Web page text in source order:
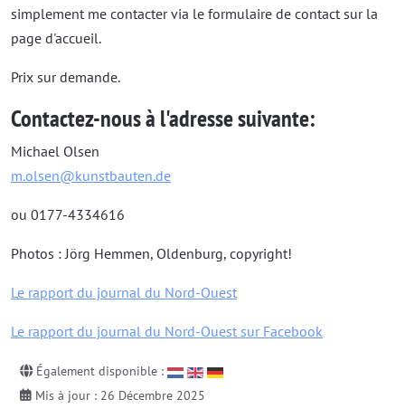
simplement me contacter via le formulaire de contact sur la
page d'accueil.
Prix sur demande.
Contactez-nous à l'adresse suivante:
Michael Olsen
m.olsen@kunstbauten.de
ou 0177-4334616
Photos : Jörg Hemmen, Oldenburg, copyright!
Le rapport du journal du Nord-Ouest
Le rapport du journal du Nord-Ouest sur Facebook
Également disponible :
Mis à jour : 26 Décembre 2025